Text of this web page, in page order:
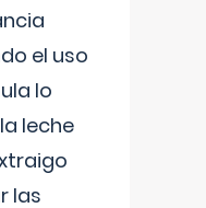
el uso
lo
leche
las